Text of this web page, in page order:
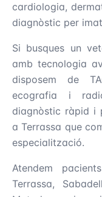
cardiologia,
diagnòstic per
Si busques un
amb tecnologia
disposem de
ecografia i
diagnòstic ràpid i
a Terrassa que
especialització.
Atendem
Terrassa,